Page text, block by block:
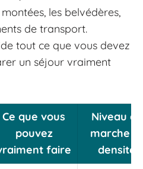
les belvédères,
de transport.
tout ce que vous devez
un séjour vraiment
Ce que vous
pouvez
faire
Niveau de
marche et
densité